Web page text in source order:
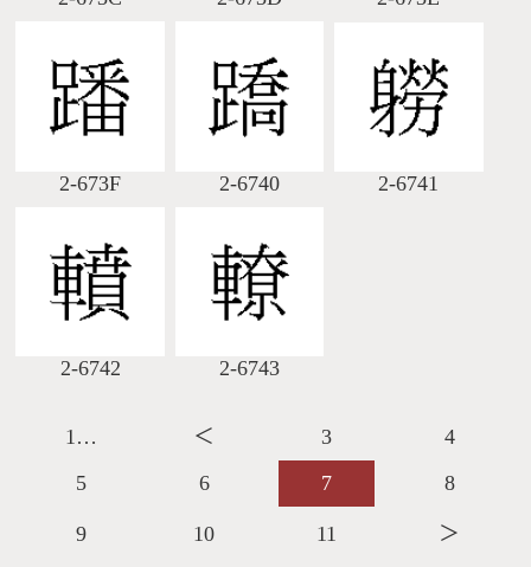
2-673F 2-6740 2-6741
2-6742 2-6743
1… ＜ 3
4
5
6 7 8
9 10 11
＞